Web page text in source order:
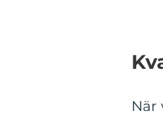
När